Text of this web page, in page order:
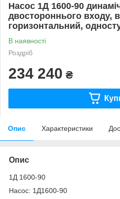
Насос 1Д 1600-90
двостороннього входу,
горизонтальний,
В наявності
Роздріб
234 240 ₴
Опис Характеристики
Опис
1Д 1600-90
Насос: 1Д1600-90